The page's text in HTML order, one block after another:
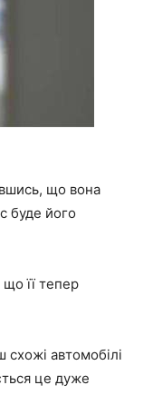
що вона
буде його
її тепер
схожі автомобілі
це дуже